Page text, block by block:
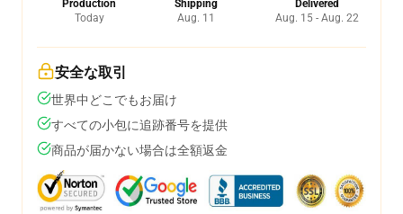
Production
Today
Shipping
Aug. 11
Delivered
Aug. 15 - Aug. 22
安全な取引
世界中どこでもお届け
すべての小包に追跡番号を提供
商品が届かない場合は全額返金